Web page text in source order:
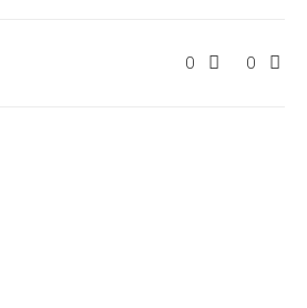
0 0